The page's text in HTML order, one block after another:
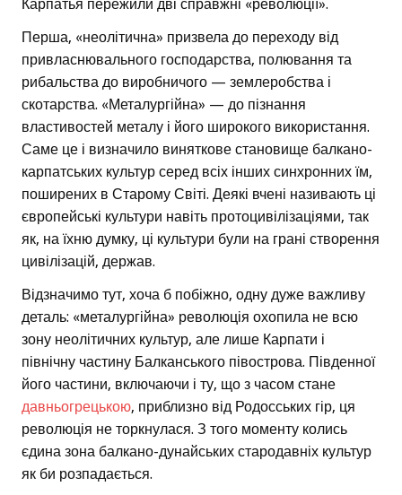
Карпатья пережили дві справжні «революції».
Перша, «неолітична» призвела до переходу від
привласнювального господарства, полювання та
рибальства до виробничого — землеробства і
скотарства. «Металургійна» — до пізнання
властивостей металу і його широкого використання.
Саме це і визначило виняткове становище балкано-
карпатських культур серед всіх інших синхронних їм,
поширених в Старому Світі. Деякі вчені називають ці
європейські культури навіть протоцивілізаціями, так
як, на їхню думку, ці культури були на грані створення
цивілізацій, держав.
Відзначимо тут, хоча б побіжно, одну дуже важливу
деталь: «металургійна» революція охопила не всю
зону неолітичних культур, але лише Карпати і
північну частину Балканського півострова. Південної
його частини, включаючи і ту, що з часом стане
давньогрецькою, приблизно від Родосських гір, ця
революція не торкнулася. З того моменту колись
єдина зона балкано-дунайських стародавніх культур
як би розпадається.